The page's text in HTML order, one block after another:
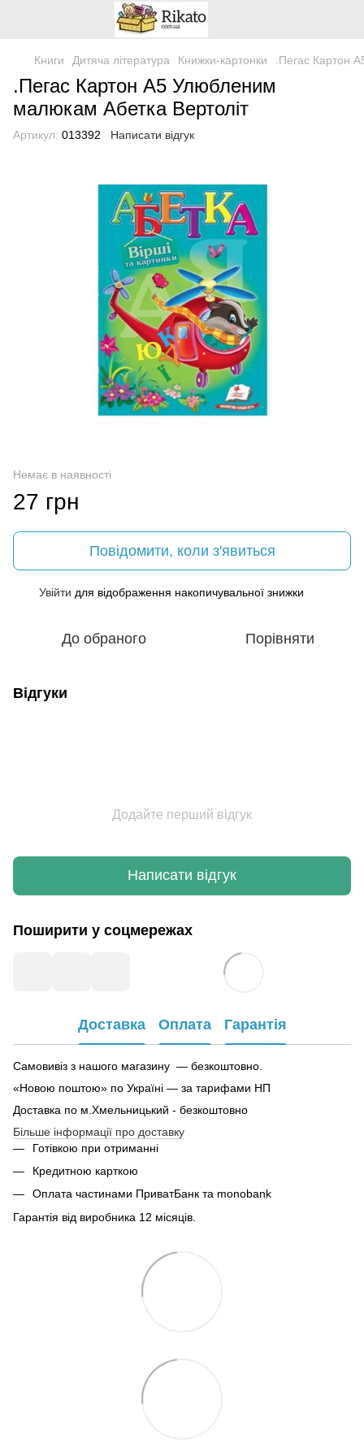
Книги Дитяча література Книжки-картонки .Пегас Картон
.Пегас Картон А5 Улюбленим
малюкам Абетка Вертоліт
Артикул: 013392 Написати відгук
Немає в наявності
27 грн
Повідомити, коли з'явиться
Увійти для відображення накопичувальної знижки
До обраного Порівняти
Відгуки
Додайте перший відгук
Написати відгук
Поширити у соцмережах
Доставка Оплата Гарантія
Самовивіз з нашого магазину — безкоштовно.
«Новою поштою» по Україні — за тарифами НП
Доставка по м.Хмельницький - безкоштовно
Більше інформації про доставку
Готівкою при отриманні
Кредитною карткою
Оплата частинами ПриватБанк та monobank
Гарантія від виробника 12 місяців.